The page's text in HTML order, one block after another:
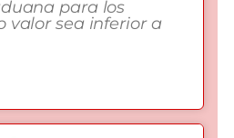
para los
valor sea inferior a